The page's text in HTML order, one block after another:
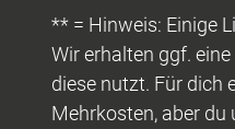
** = Hinweis: Einige
Wir erhalten ggf.
diese nutzt. Für dich
Mehrkosten, aber